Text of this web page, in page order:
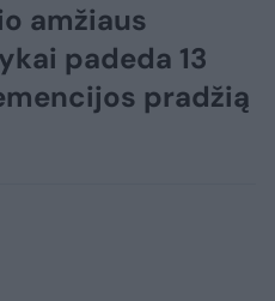
amžiaus
padeda 13
pradžią